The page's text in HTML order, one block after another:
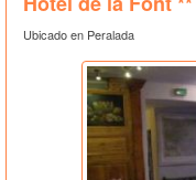
Ubicado en Peralada